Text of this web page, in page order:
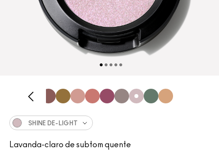
SHINE DE-LIGHT
Lavanda-claro de subtom quente